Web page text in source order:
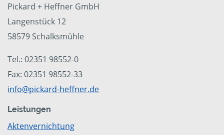
Pickard + Heffner GmbH
Langenstück 12
58579 Schalksmühle
Tel.: 02351 98552-0
Fax: 02351 98552-33
info@pickard-heffner.de
Leistungen
Aktenvernichtung